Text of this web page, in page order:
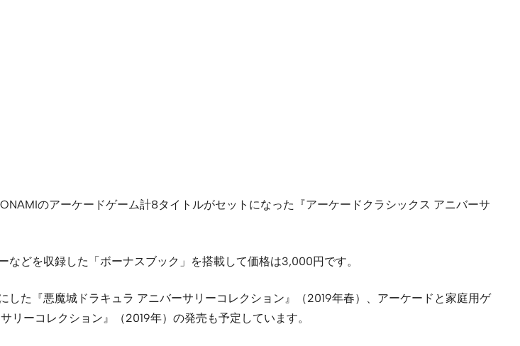
のアーケードゲーム計8タイトルがセットになった『アーケードクラシックス アニバーサ
どを収録した「ボーナスブック」を搭載して価格は3,000円です。
た『悪魔城ドラキュラ アニバーサリーコレクション』（2019年春）、アーケードと家庭用ゲ
ーコレクション』（2019年）の発売も予定しています。